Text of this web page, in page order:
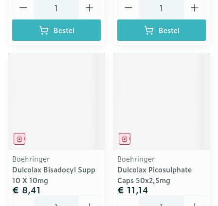
Bestel Bestel
Geneesmiddel
Boehringer
Dulcolax Bisadocyl Supp
10 X 10mg
€ 8,41
Geneesmiddel
Boehringer
Dulcolax Picosulphate
Caps 50x2,5mg
€ 11,14